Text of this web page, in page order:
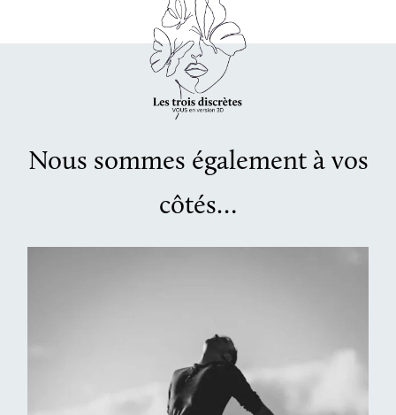
Nous sommes également à vos
côtés…